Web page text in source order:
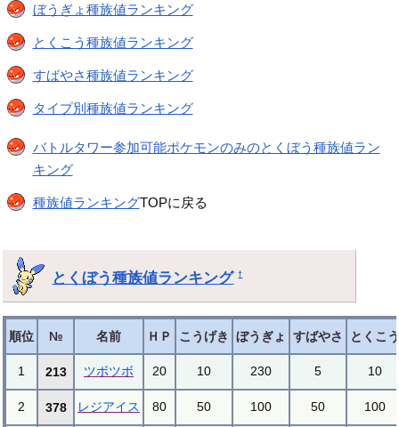
ぼうぎょ種族値ランキング
とくこう種族値ランキング
すばやさ種族値ランキング
タイプ別種族値ランキング
バトルタワー参加可能ポケモンのみのとくぼう種族値ラン
キング
種族値ランキングTOPに戻る
とくぼう種族値ランキング †
順位 № 名前 ＨＰ こうげき ぼうぎょ すばやさ とくこう
1 213 ツボツボ 20 10 230 5 10
2 378 レジアイス 80 50 100 50 100